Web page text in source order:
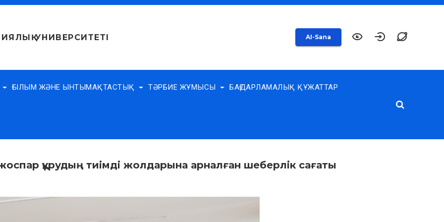
УНИВЕРСИТЕТІ
AI-Sana
ҒЫЛЫМ ЖӘНЕ ЫНТЫМАҚТАСТЫҚ ТӘРБИЕ ЖҰМЫСЫ БАҒДАРЛАМАЛЫҚ ҚҰЖАТТАР
құрудың тиімді жолдарына арналған шеберлік сағаты